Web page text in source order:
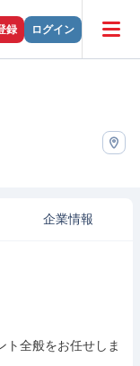
録 ログイン
企業情報
ト全般をお任せしま